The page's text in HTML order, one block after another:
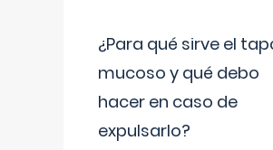
¿Para qué sirve el
mucoso y qué debo
hacer en caso de
expulsarlo?